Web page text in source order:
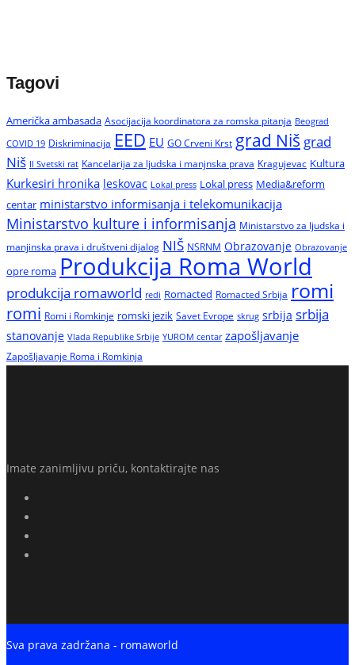
Tagovi
Američka ambasada Asocijacija koordinatora za romska pitanja Beograd
COVID 19 Diskriminacija EED EU GO Crveni Krst grad Niš grad
Niš II Svetski rat Kancelarija za ljudska i manjnska prava Kragujevac Kultura
Kurkesiri hronika leskovac Lokal press Lokal press Media&reform
centar ministarstvo informisanja i telekomunikacija
Ministarstvo kulture i informisanja Ministarstvo za ljudska i
manjinska prava i društveni dijalog NIŠ NSRNM Obrazovanje Obrazovanje
opre roma Produkcija Roma World
produkcija romaworld redi Romacted Romacted Srbija romi
romi Romi i Romkinje romski jezik Savet Evrope skrug srbija srbija
stanovanje Vlada Republike Srbije YUROM centar zapošljavanje
Zapošljavanje Roma i Romkinja
Imate zanimljivu priču, kontaktirajte nas
Sva prava zadržana - romaworld